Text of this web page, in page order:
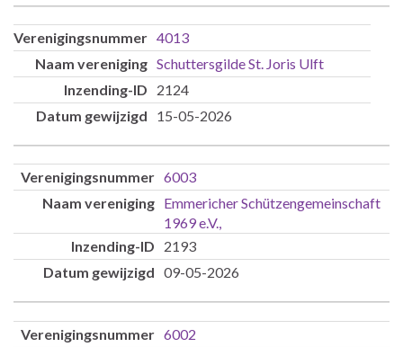
4013
Schuttersgilde St. Joris Ulft
2124
15-05-2026
6003
Emmericher Schützengemeinschaft
1969 e.V.,
2193
09-05-2026
6002